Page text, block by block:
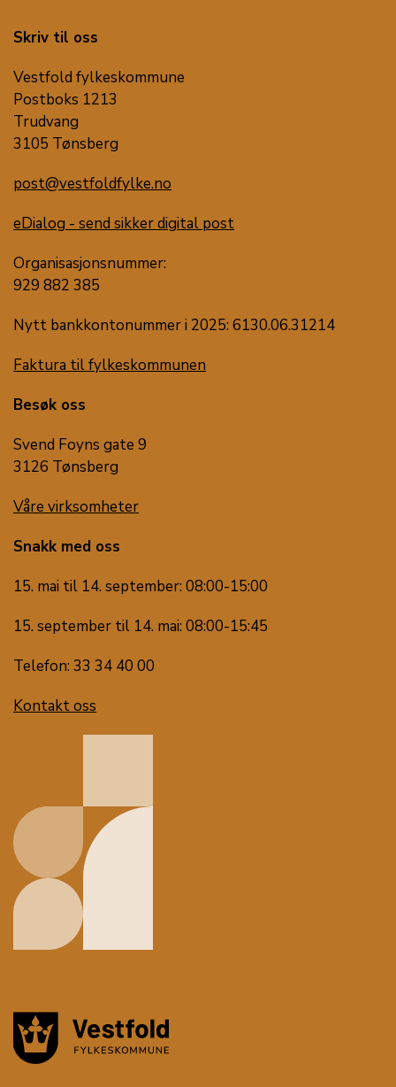
Skriv til oss
Vestfold fylkeskommune
Postboks 1213
Trudvang
3105 Tønsberg
post@vestfoldfylke.no
eDialog - send sikker digital post
Organisasjonsnummer:
929 882 385
Nytt bankkontonummer i 2025: 6130.06.31214
Faktura til fylkeskommunen
Besøk oss
Svend Foyns gate 9
3126 Tønsberg
Våre virksomheter
Snakk med oss
15. mai til 14. september: 08:00-15:00
15. september til 14. mai: 08:00-15:45
Telefon: 33 34 40 00
Kontakt oss